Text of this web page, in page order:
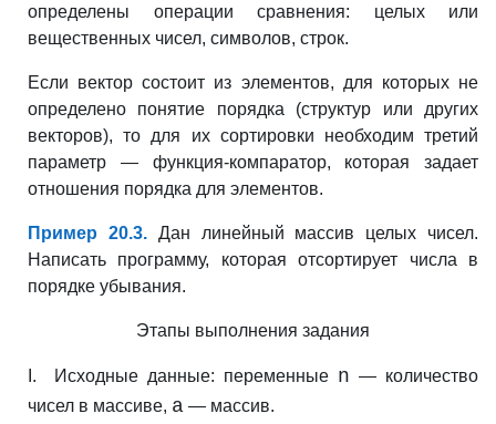
определены операции сравнения: целых или
вещественных чисел, символов, строк.
Если вектор состоит из элементов, для которых не
определено понятие порядка (структур или других
векторов), то для их сортировки необходим третий
параметр — функция-компаратор, которая задает
отношения порядка для элементов.
Пример 20.3. Дан линейный массив целых чисел.
Написать программу, которая отсортирует числа в
порядке убывания.
Этапы выполнения задания
I. Исходные данные: переменные n — количество
чисел в массиве, a — массив.